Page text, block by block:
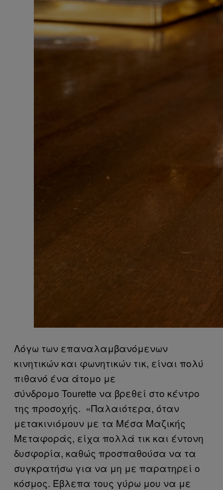
Λόγω των επαναλαμβανόμενων
κινητικών και φωνητικών τικ, είναι πολύ
πιθανό ένα άτομο με
σύνδρομο Tourette να βρεθεί στο κέντρο
της προσοχής. «Παλαιότερα, όταν
μετακινιόμουν με τα Μέσα Μαζικής
Μεταφοράς, είχα πολλά τικ και έντονη
δυσφορία, καθώς προσπαθούσα να τα
συγκρατήσω για να μη με παρατηρεί ο
κόσμος. Έβλεπα τους γύρω μου να με